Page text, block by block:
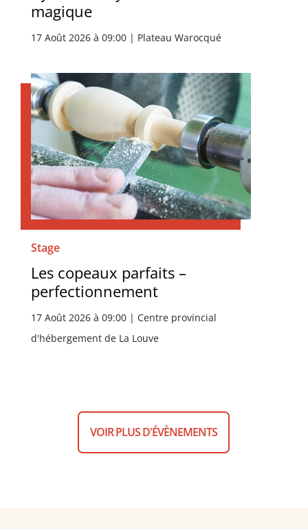
magique
17 Août 2026 à 09:00 | Plateau Warocqué
Stage
Les copeaux parfaits –
perfectionnement
17 Août 2026 à 09:00 | Centre provincial
d'hébergement de La Louve
VOIR PLUS D'ÉVÈNEMENTS